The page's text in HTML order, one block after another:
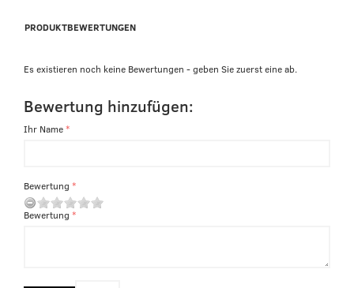
PRODUKTBEWERTUNGEN
Es existieren noch keine Bewertungen - geben Sie zuerst eine ab.
Bewertung hinzufügen:
Ihr Name
Bewertung
Bewertung